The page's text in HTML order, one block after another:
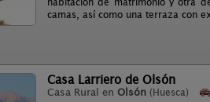
camas, así como una terraza con
Casa Larriero de Olsón
Casa Rural en Olsón (Huesca)